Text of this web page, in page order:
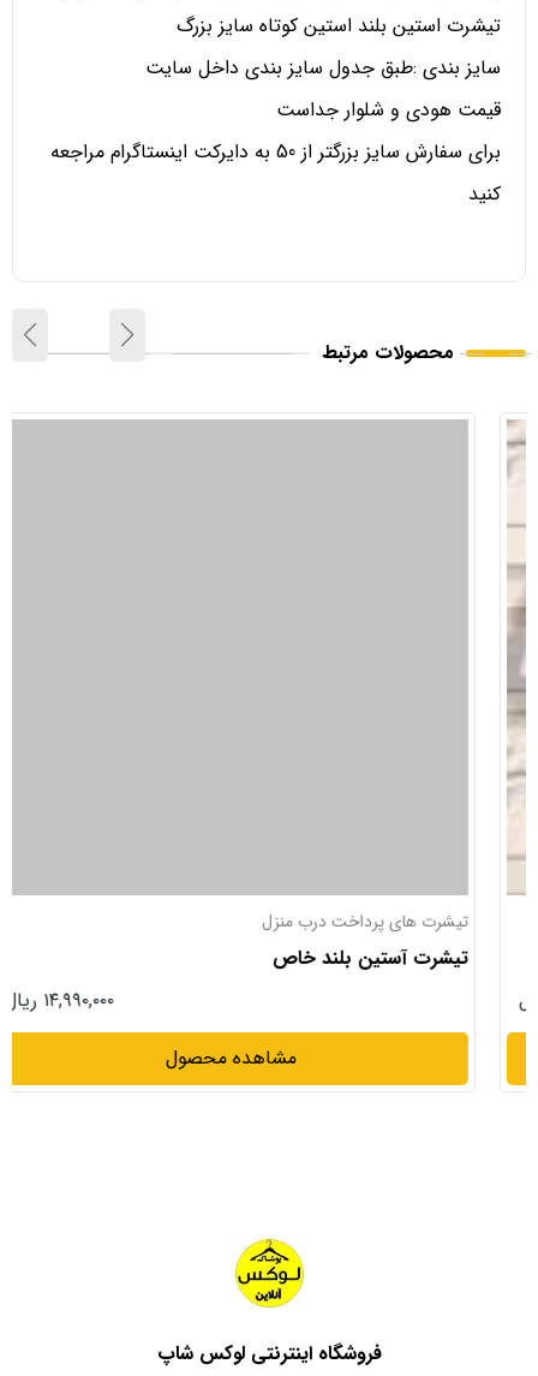
تیشرت استین بلند استین کوتاه سایز بزرگ
سایز بندی :طبق جدول سایز بندی داخل سایت
قیمت هودی و شلوار جداست
برای سفارش سایز بزرگتر از 50 به دایرکت اینستاگرام مراجعه
کنید
محصولات مرتبط
تیشرت های پرداخت درب منزل
تیشرت آستین بلند خاص
۱۴,۹۹۰,۰۰۰ ریال
مشاهده محصول
فروشگاه اینترنتی لوکس شاپ